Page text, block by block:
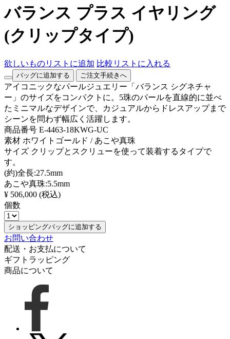
バランス プラス イヤリング
(クリップタイプ)
欲しいものリストに追加 比較リストに入れる
バッグに追加する ご注文手続きへ
アイコニックなパールジュエリー「バランス シグネチャ
ー」のサイズをコンパクトに。5珠のパールを直線的に並べ
たミニマルなデザインで、カジュアルからドレスアップまで
シーンを問わず幅広く活躍します。
商品番号 E-4463-18KWG-UC
素材 ホワイトゴールド / あこや真珠
サイズ クリップとスクリューを使って装着するタイプで
す。
(約)全長:27.5mm
あこや真珠:5.5mm
¥ 506,000 (税込)
個数
ショッピングバッグに追加する
お問い合わせ
配送・お支払について
ギフトラッピング
商品について